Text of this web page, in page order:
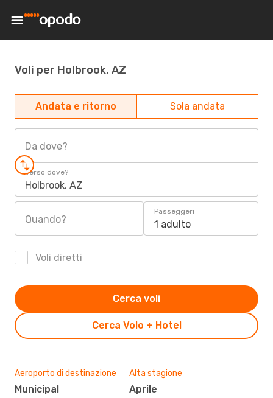
Voli per Holbrook, AZ
Andata e ritorno Sola andata
Da dove?
Verso dove?
Holbrook, AZ
Quando?
Passeggeri
1 adulto
Voli diretti
Cerca Volo + Hotel
Cerca voli
Aeroporto di destinazione
Municipal
Alta stagione
aprile